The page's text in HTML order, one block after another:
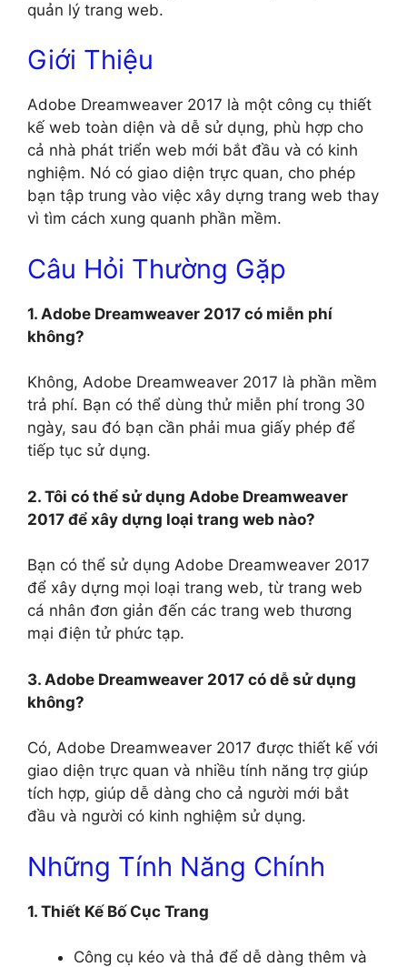
quản lý trang web.
Giới Thiệu
Adobe Dreamweaver 2017 là một công cụ thiết
kế web toàn diện và dễ sử dụng, phù hợp cho
cả nhà phát triển web mới bắt đầu và có kinh
nghiệm. Nó có giao diện trực quan, cho phép
bạn tập trung vào việc xây dựng trang web thay
vì tìm cách xung quanh phần mềm.
Câu Hỏi Thường Gặp
1. Adobe Dreamweaver 2017 có miễn phí
không?
Không, Adobe Dreamweaver 2017 là phần mềm
trả phí. Bạn có thể dùng thử miễn phí trong 30
ngày, sau đó bạn cần phải mua giấy phép để
tiếp tục sử dụng.
2. Tôi có thể sử dụng Adobe Dreamweaver
2017 để xây dựng loại trang web nào?
Bạn có thể sử dụng Adobe Dreamweaver 2017
để xây dựng mọi loại trang web, từ trang web
cá nhân đơn giản đến các trang web thương
mại điện tử phức tạp.
3. Adobe Dreamweaver 2017 có dễ sử dụng
không?
Có, Adobe Dreamweaver 2017 được thiết kế với
giao diện trực quan và nhiều tính năng trợ giúp
tích hợp, giúp dễ dàng cho cả người mới bắt
đầu và người có kinh nghiệm sử dụng.
Những Tính Năng Chính
1. Thiết Kế Bố Cục Trang
Công cụ kéo và thả để dễ dàng thêm và